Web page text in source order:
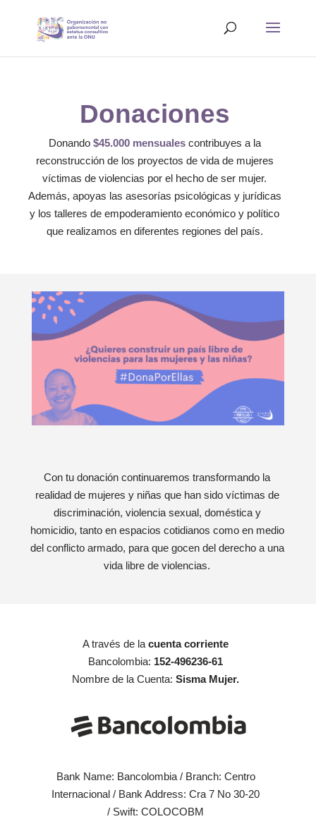
Donaciones
Donando $45.000 mensuales contribuyes a la
reconstrucción de los proyectos de vida de mujeres
víctimas de violencias por el hecho de ser mujer.
Además, apoyas las asesorías psicológicas y jurídicas
y los talleres de empoderamiento económico y político
que realizamos en diferentes regiones del país.
Con tu donación continuaremos transformando la
realidad de mujeres y niñas que han sido víctimas de
discriminación, violencia sexual, doméstica y
homicidio, tanto en espacios cotidianos como en medio
del conflicto armado, para que gocen del derecho a una
vida libre de violencias.
A través de lacuenta corriente
Bancolombia: 152-496236-61
Nombre de la Cuenta: Sisma Mujer.
Bank Name: Bancolombia / Branch: Centro
Internacional / Bank Address: Cra 7 No 30-20
/ Swift: COLOCOBM